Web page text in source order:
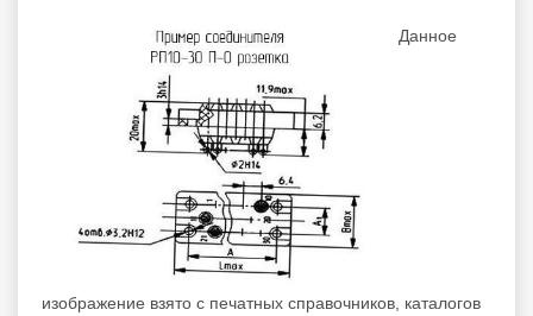
Данное
изображение взято с печатных справочников, каталогов